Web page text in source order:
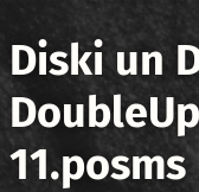
Diski un
11.posms